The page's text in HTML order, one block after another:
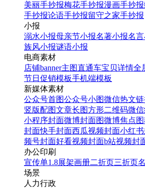
美丽手抄报梅花手抄报漫画手抄报
手抄报论语手抄报留守之家手抄报
小报
溺水小报母亲节小报名著小报名
族风小报谜语小报
电商素材
店铺banner主图直通车宝贝详情全
节日促销模板手机端模板
新媒体素材
公众号首图公众号小图微信热文
竖版配图文章长图方形二维码微
小程序封面微博封面图微博焦点图
封面快手封面西瓜视频封面小红
频号封面好看视频封面b站视频封
办公印刷
宣传单1.8展架画册二折页三折页
场景
人力行政